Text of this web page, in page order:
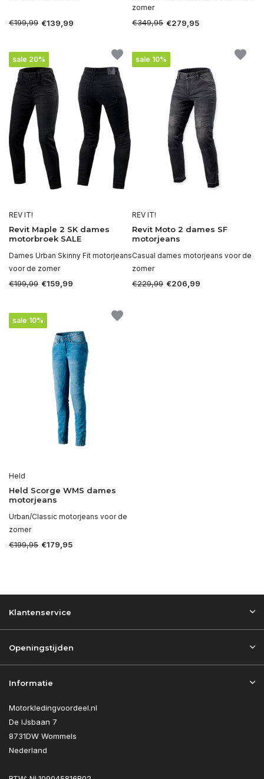
€199,99 €139,99
zomer
€349,95 €279,95
sale 20%
REV IT!
Revit Maple 2 SK dames
motorbroek SALE
Dames Urban Skinny Fit motorjeans
voor de zomer
€199,99 €159,99
sale 10%
REV IT!
Revit Moto 2 dames SF
motorjeans
Casual dames motorjeans voor de
zomer
€229,99 €206,99
sale 10%
Held
Held Scorge WMS dames
motorjeans
Urban/Classic motorjeans voor de
zomer
€199,95 €179,95
Klantenservice
Openingstijden
Informatie
Motorkledingvoordeel.nl
De IJsbaan 7
8731DW Wommels
Nederland